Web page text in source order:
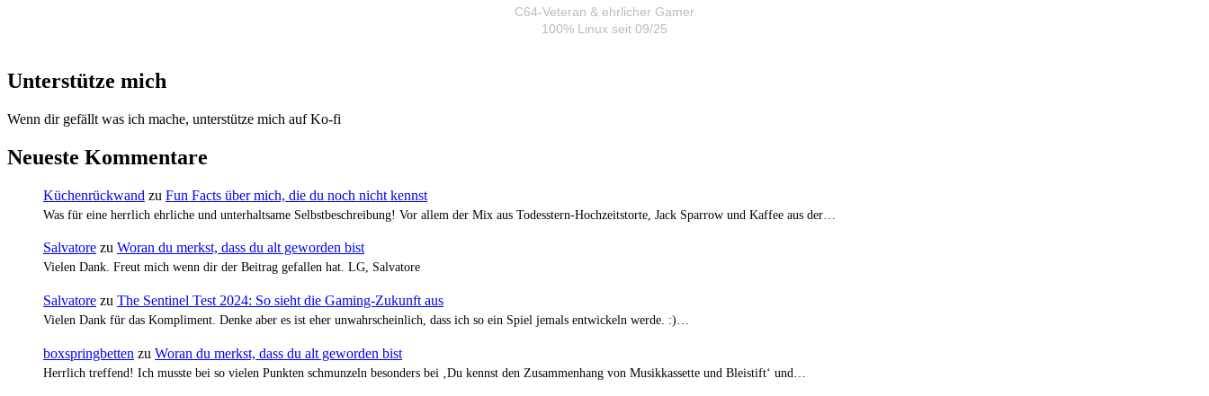
C64-Veteran & ehrlicher Gamer
100% Linux seit 09/25
Unterstütze mich
Wenn dir gefällt was ich mache, unterstütze mich auf Ko-fi
Neueste Kommentare
Küchenrückwand zu Fun Facts über mich, die du noch nicht kennst
Was für eine herrlich ehrliche und unterhaltsame Selbstbeschreibung! Vor allem der Mix aus Todesstern-Hochzeitstorte, Jack Sparrow und Kaffee aus der…
Salvatore zu Woran du merkst, dass du alt geworden bist
Vielen Dank. Freut mich wenn dir der Beitrag gefallen hat. LG, Salvatore
Salvatore zu The Sentinel Test 2024: So sieht die Gaming-Zukunft aus
Vielen Dank für das Kompliment. Denke aber es ist eher unwahrscheinlich, dass ich so ein Spiel jemals entwickeln werde. :)…
boxspringbetten zu Woran du merkst, dass du alt geworden bist
Herrlich treffend! Ich musste bei so vielen Punkten schmunzeln besonders bei ‚Du kennst den Zusammenhang von Musikkassette und Bleistift‘ und…